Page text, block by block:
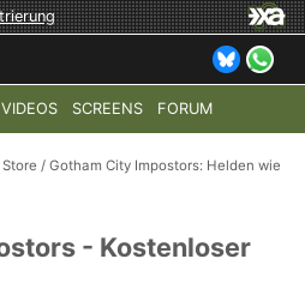
VIDEOS SCREENS FORUM
WARFARE 4 HALO:
/Gotham City Impostors: Helden wie
- Kostenloser